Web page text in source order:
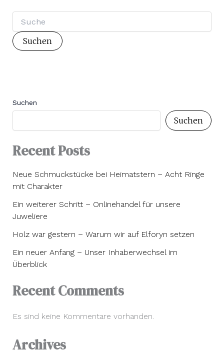
nach:
Suchen
Suchen
Recent Posts
Neue Schmuckstücke bei Heimatstern – Acht Ringe
mit Charakter
Ein weiterer Schritt – Onlinehandel für unsere
Juweliere
Holz war gestern – Warum wir auf Elforyn setzen
Ein neuer Anfang – Unser Inhaberwechsel im
Überblick
Recent Comments
Es sind keine Kommentare vorhanden.
Archives